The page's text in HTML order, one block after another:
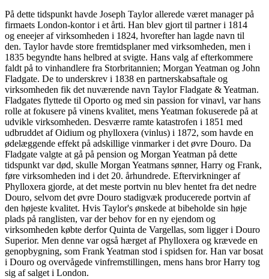
På dette tidspunkt havde Joseph Taylor allerede været manager på
firmaets London-kontor i et årti. Han blev gjort til partner i 1814
og eneejer af virksomheden i 1824, hvorefter han lagde navn til
den. Taylor havde store fremtidsplaner med virksomheden, men i
1835 begyndte hans helbred at svigte. Hans valg af efterkommere
faldt på to vinhandlere fra Storbritannien; Morgan Yeatman og John
Fladgate. De to underskrev i 1838 en partnerskabsaftale og
virksomheden fik det nuværende navn Taylor Fladgate & Yeatman.
Fladgates flyttede til Oporto og med sin passion for vinavl, var hans
rolle at fokusere på vinens kvalitet, mens Yeatman fokuserede på at
udvikle virksomheden. Desværre ramte katastrofen i 1851 med
udbruddet af Oidium og phylloxera (vinlus) i 1872, som havde en
ødelæggende effekt på adskillige vinmarker i det øvre Douro. Da
Fladgate valgte at gå på pension og Morgan Yeatman på dette
tidspunkt var død, skulle Morgan Yeatmans sønner, Harry og Frank,
føre virksomheden ind i det 20. århundrede. Eftervirkninger af
Phylloxera gjorde, at det meste portvin nu blev hentet fra det nedre
Douro, selvom det øvre Douro stadigvæk producerede portvin af
den højeste kvalitet. Hvis Taylor's ønskede at bibeholde sin høje
plads på ranglisten, var der behov for en ny ejendom og
virksomheden købte derfor Quinta de Vargellas, som ligger i Douro
Superior. Men denne var også hærget af Phylloxera og krævede en
genopbygning, som Frank Yeatman stod i spidsen for. Han var bosat
i Douro og overvågede vinfremstillingen, mens hans bror Harry tog
sig af salget i London.